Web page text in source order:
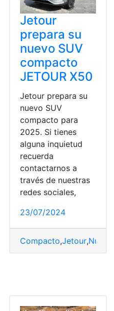
Jetour
prepara su
nuevo SUV
compacto
JETOUR X50
Jetour prepara su
nuevo SUV
compacto para
2025. Si tienes
alguna inquietud
recuerda
contactarnos a
través de nuestras
redes sociales,
23/07/2024
Compacto,Jetour,Nuevo